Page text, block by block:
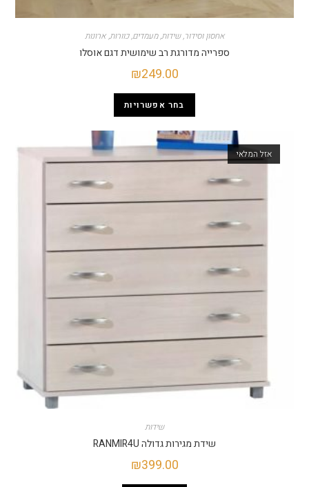
אחסון וסידור,שידות,מעמדים,כוורות,ארונות
ספרייה מדורגת רב שימושית דגם אוסלו
₪249.00
בחר אפשרויות
אזל המלאי
שידות
שידת מגירות גדולה RANMIR4U
₪399.00